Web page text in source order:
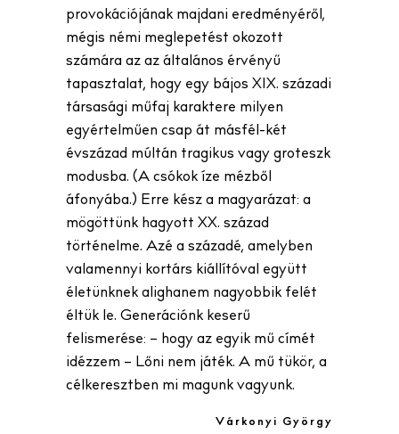
provokációjának majdani eredményéről,
mégis némi meglepetést okozott
számára az az általános érvényű
tapasztalat, hogy egy bájos XIX. századi
társasági műfaj karaktere milyen
egyértelműen csap át másfél-két
évszázad múltán tragikus vagy groteszk
modusba. (A csókok íze mézből
áfonyába.) Erre kész a magyarázat: a
mögöttünk hagyott XX. század
történelme. Azé a századé, amelyben
valamennyi kortárs kiállítóval együtt
életünknek alighanem nagyobbik felét
éltük le. Generációnk keserű
felismerése: – hogy az egyik mű címét
idézzem – Lőni nem játék. A mű tükör, a
célkeresztben mi magunk vagyunk.
Várkonyi György